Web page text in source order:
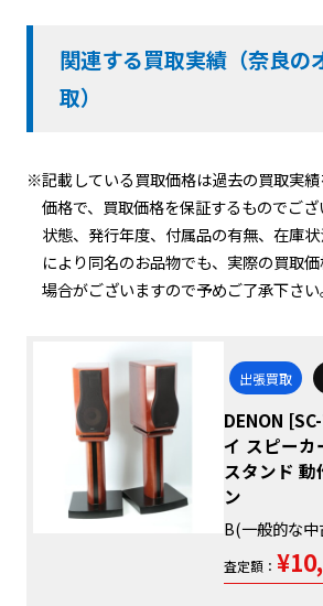
関連する買取実績（奈良の
取）
※記載している買取価格は過去の買取実
価格で、買取価格を保証するものでご
状態、発行年度、付属品の有無、在庫
により同名のお品物でも、実際の買取
場合がございますので予めご了承下さい
出張買取
DENON
イ スピーカ
スタンド 動
ン
B(一般的な中
査定額：